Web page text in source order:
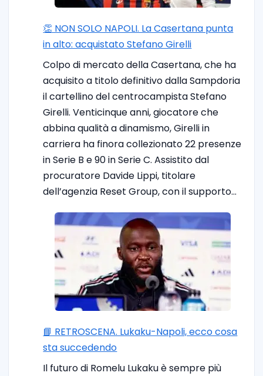
👏 NON SOLO NAPOLI. La Casertana punta
in alto: acquistato Stefano Girelli
Colpo di mercato della Casertana, che ha
acquisito a titolo definitivo dalla Sampdoria
il cartellino del centrocampista Stefano
Girelli. Venticinque anni, giocatore che
abbina qualità a dinamismo, Girelli in
carriera ha finora collezionato 22 presenze
in Serie B e 90 in Serie C. Assistito dal
procuratore Davide Lippi, titolare
dell’agenzia Reset Group, con il supporto…
📘 RETROSCENA. Lukaku-Napoli, ecco cosa
sta succedendo
Il futuro di Romelu Lukaku è sempre più